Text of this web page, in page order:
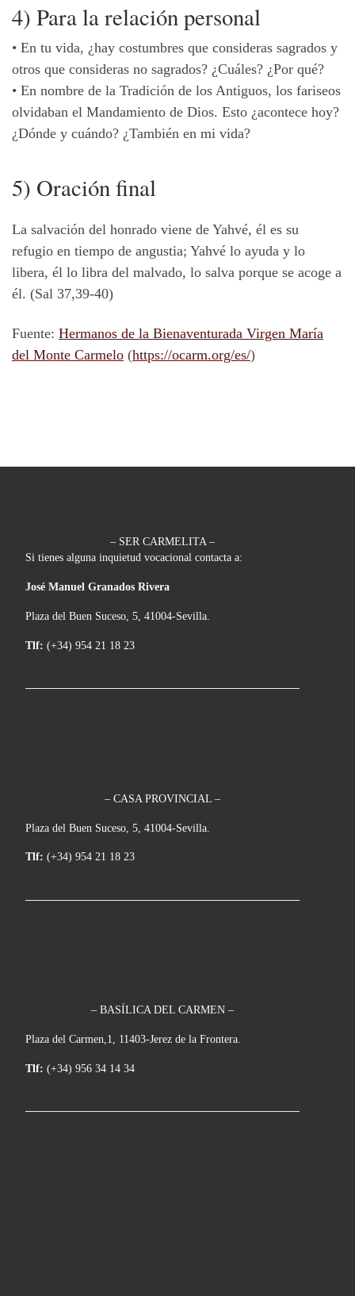
4) Para la relación personal
• En tu vida, ¿hay costumbres que consideras sagrados y
otros que consideras no sagrados? ¿Cuáles? ¿Por qué?
• En nombre de la Tradición de los Antiguos, los fariseos
olvidaban el Mandamiento de Dios. Esto ¿acontece hoy?
¿Dónde y cuándo? ¿También en mi vida?
5) Oración final
La salvación del honrado viene de Yahvé, él es su
refugio en tiempo de angustia; Yahvé lo ayuda y lo
libera, él lo libra del malvado, lo salva porque se acoge a
él. (Sal 37,39-40)
Fuente: Hermanos de la Bienaventurada Virgen María
del Monte Carmelo (https://ocarm.org/es/)
– SER CARMELITA –
Si tienes alguna inquietud vocacional contacta a:
José Manuel Granados Rivera
Plaza del Buen Suceso, 5, 41004-Sevilla.
Tlf: (+34) 954 21 18 23
– CASA PROVINCIAL –
Plaza del Buen Suceso, 5, 41004-Sevilla.
Tlf: (+34) 954 21 18 23
– BASÍLICA DEL CARMEN –
Plaza del Carmen,1, 11403-Jerez de la Frontera.
Tlf: (+34) 956 34 14 34